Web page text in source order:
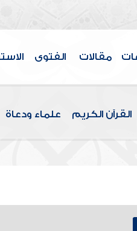
مقالات الفتوى
القرآن الكريم علماء ودعاة